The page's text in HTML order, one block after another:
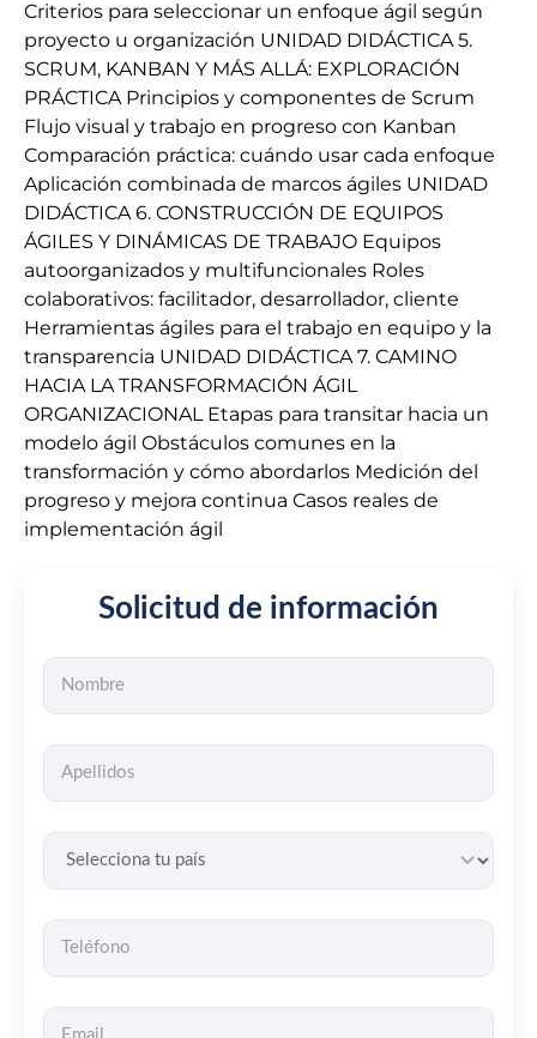
Criterios para seleccionar un enfoque ágil según
proyecto u organización UNIDAD DIDÁCTICA 5.
SCRUM, KANBAN Y MÁS ALLÁ: EXPLORACIÓN
PRÁCTICA Principios y componentes de Scrum
Flujo visual y trabajo en progreso con Kanban
Comparación práctica: cuándo usar cada enfoque
Aplicación combinada de marcos ágiles UNIDAD
DIDÁCTICA 6. CONSTRUCCIÓN DE EQUIPOS
ÁGILES Y DINÁMICAS DE TRABAJO Equipos
autoorganizados y multifuncionales Roles
colaborativos: facilitador, desarrollador, cliente
Herramientas ágiles para el trabajo en equipo y la
transparencia UNIDAD DIDÁCTICA 7. CAMINO
HACIA LA TRANSFORMACIÓN ÁGIL
ORGANIZACIONAL Etapas para transitar hacia un
modelo ágil Obstáculos comunes en la
transformación y cómo abordarlos Medición del
progreso y mejora continua Casos reales de
implementación ágil
Solicitud de información